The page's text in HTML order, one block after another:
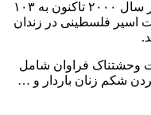
همچنین شمار اسرای شهید فلسطینی از سال ۲۰۰۰ تاکنون به ۱۰۳
است. تنها در سال ۲۰۰۷ هفت اسیر فلسطینی در زندان
وحشتناک فراوان شامل
شکم زنان باردار و …